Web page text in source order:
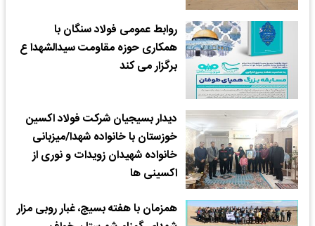
روابط عمومی فولاد سنگان با
همکاری حوزه مقاومت سیدالشهدا ع
برگزار می کند
دیدار بسیجیان شرکت فولاد اکسین
خوزستان با خانواده شهدا/میزبانی
خانواده شهیدان زویدات و نوری از
اکسینی ها
همزمان با هفته بسیج، غبار روبی مزار